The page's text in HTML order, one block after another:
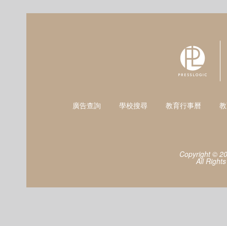
廣告查詢 學校搜尋 教育行事曆
Copyright ©
All